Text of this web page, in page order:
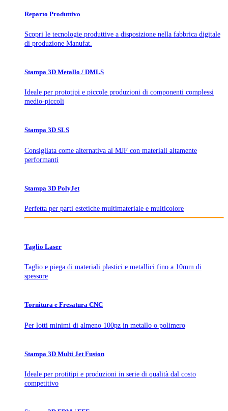
Reparto Produttivo
Scopri le tecnologie produttive a disposizione nella fabbrica digitale
di produzione Manufat.
Stampa 3D Metallo / DMLS
Ideale per prototipi e piccole produzioni di componenti complessi
medio-piccoli
Stampa 3D SLS
Consigliata come alternativa al MJF con materiali altamente
performanti
Stampa 3D PolyJet
Perfetta per parti estetiche multimateriale e multicolore
Taglio Laser
Taglio e piega di materiali plastici e metallici fino a 10mm di
spessore
Tornitura e Fresatura CNC
Per lotti minimi di almeno 100pz in metallo o polimero
Stampa 3D Multi Jet Fusion
Ideale per protitipi e produzioni in serie di qualità dal costo
competitivo